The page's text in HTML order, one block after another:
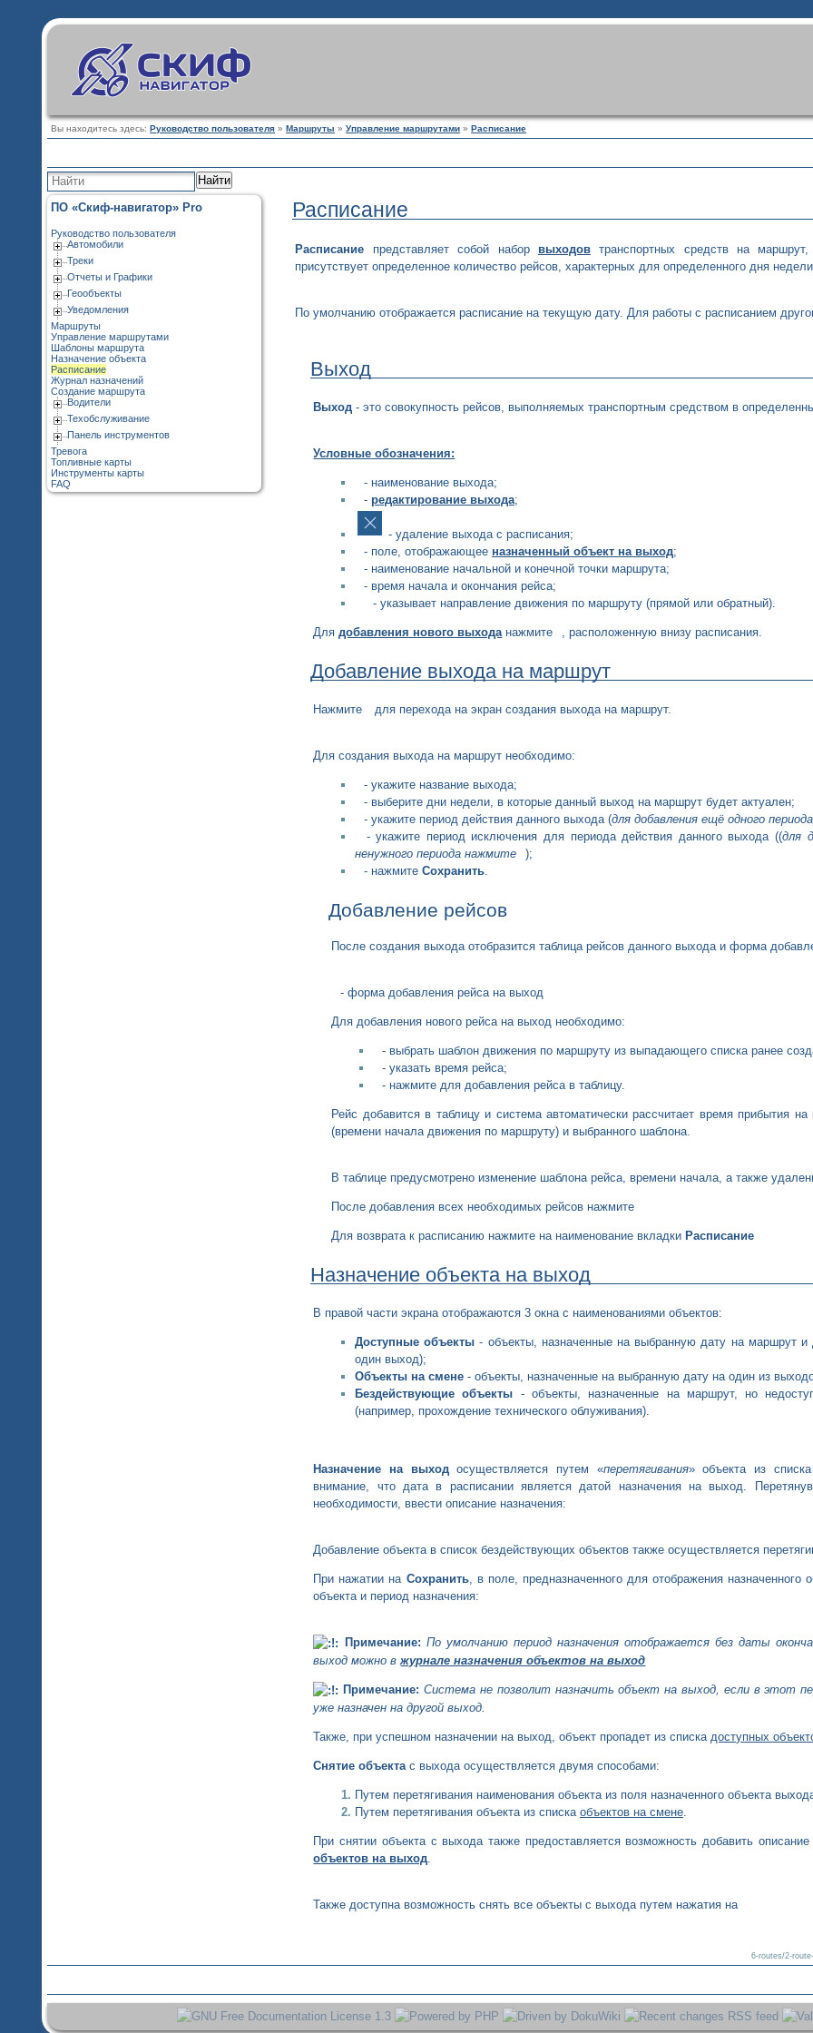
Вы находитесь здесь:Руководство пользователя »Маршруты »Управление маршрутами »Расписание
Найти
ПО «Скиф-навигатор» Pro
Руководство пользователя
Автомобили
Треки
Отчеты и Графики
Геообъекты
Уведомления
Маршруты
Управление маршрутами
Шаблоны маршрута
Назначение объекта
Расписание
Журнал назначений
Создание маршрута
Водители
Техобслуживание
Панель инструментов
Тревога
Топливные карты
Инструменты карты
FAQ
Расписание
Расписание представляет собой набор выходовтранспортных средств на
присутствует определенное количество рейсов, характерных для определенного дня
По умолчанию отображается расписание на текущую дату. Для работы с расписанием
Выход
Выход - это совокупность рейсов, выполняемых транспортным средством в
Условные обозначения:
- наименование выхода;
- редактирование выхода;
- удаление выхода с расписания;
- поле, отображающее назначенный объект на выход;
- наименование начальной и конечной точки маршрута;
- время начала и окончания рейса;
- указывает направление движения по маршруту (прямой или обратный).
Длядобавления нового выходанажмите , расположенную внизу расписания.
Добавление выхода на маршрут
Нажмите для перехода на экран создания выхода на маршрут.
Для создания выхода на маршрут необходимо:
- укажите название выхода;
- выберите дни недели, в которые данный выход на маршрут будет актуален;
- укажите период действия данного выхода (для добавления ещё одного
- укажите период исключения для периода действия данного выхода ((для
ненужного периода нажмите
);
- нажмите Сохранить.
Добавление рейсов
После создания выхода отобразится таблица рейсов данного выхода и форма
- форма добавления рейса на выход
Для добавления нового рейса на выход необходимо:
- выбрать шаблон движения по маршруту из выпадающего списка ранее
- указать время рейса;
- нажмите для добавления рейса в таблицу.
Рейс добавится в таблицу и система автоматически рассчитает время прибытия
(времени начала движения по маршруту) и выбранного шаблона.
В таблице предусмотрено изменение шаблона рейса, времени начала, а также
После добавления всех необходимых рейсов нажмите
Для возврата к расписанию нажмите на наименование вкладкиРасписание
Назначение объекта на выход
В правой части экрана отображаются 3 окна с наименованиями объектов:
Доступные объекты - объекты, назначенные на выбранную дату на маршрут
один выход);
Объекты на смене- объекты, назначенные на выбранную дату на один из
Бездействующие объекты - объекты, назначенные на маршрут, но
(например, прохождение технического облуживания).
Назначение на выходосуществляется путем «перетягивания» объекта из списка
внимание, что дата в расписании является датой назначения на выход.
необходимости, ввести описание назначения:
Добавление объекта в список бездействующих объектов также осуществляется
При нажатии на Сохранить, в поле, предназначенного для отображения назначенного
объекта и период назначения:
Примечание: По умолчанию период назначения отображается без даты
выход можно вжурнале назначения объектов на выход
Примечание: Система не позволит назначить объект на выход, если в этот
уже назначен на другой выход.
Также, при успешном назначении на выход, объект пропадет из списка доступных
Снятие объекта с выхода осуществляется двумя способами:
Путем перетягивания наименования объекта из поля назначенного объекта
Путем перетягивания объекта из списка объектов на смене.
При снятии объекта с выхода также предоставляется возможность добавить
объектов на выход
Также доступна возможность снять все объекты с выхода путем нажатия на
6-routes/2-